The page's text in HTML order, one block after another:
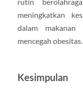
meningkatkan
dalam
mencegah obesitas.
Kesimpulan